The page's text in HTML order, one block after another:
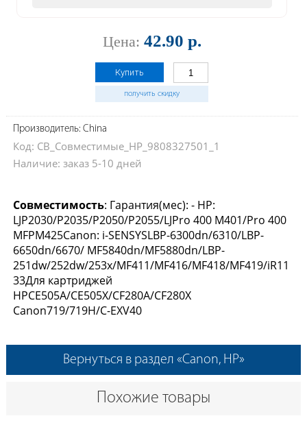
Цена: 42.90 р.
Купить
получить скидку
Производитель: China
Код: CB_Совместимые_HP_9808327501_1
Наличие: заказ 5-10 дней
Совместимость: Гарантия(мес): - HP:
LJP2030/P2035/P2050/P2055/LJPro 400 M401/Pro 400
MFPM425Canon: i-SENSYSLBP-6300dn/6310/LBP-
6650dn/6670/ MF5840dn/MF5880dn/LBP-
251dw/252dw/253x/MF411/MF416/MF418/MF419/iR11
33Для картриджей
HPCE505A/CE505X/CF280A/CF280X
Canon719/719H/C-EXV40
Вернуться в раздел «Canon, HP»
Похожие товары